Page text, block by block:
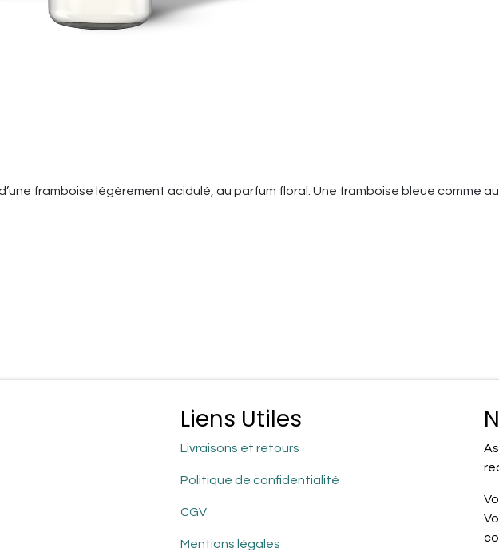
framboise légèrement acidulé, au parfum floral. Une framboise bleue comme
Liens Utiles
Livraisons et retours
Politique de confidentialité
CGV
Mentions légales